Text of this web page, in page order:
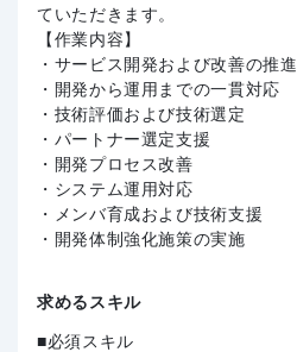
ていただきます。
【作業内容】
・サービス開発および改善の推進
・開発から運用までの一貫対応
・技術評価および技術選定
・パートナー選定支援
・開発プロセス改善
・システム運用対応
・メンバ育成および技術支援
・開発体制強化施策の実施
求めるスキル
必須スキル